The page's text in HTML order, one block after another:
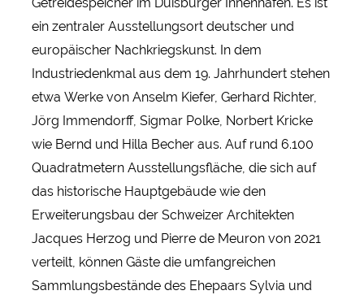
ein zentraler Ausstellungsort deutscher und
europäischer Nachkriegskunst. In dem
Industriedenkmal aus dem 19. Jahrhundert stehen
etwa Werke von Anselm Kiefer, Gerhard Richter,
Jörg Immendorff, Sigmar Polke, Norbert Kricke
wie Bernd und Hilla Becher aus. Auf rund 6.100
Quadratmetern Ausstellungsfläche, die sich auf
das historische Hauptgebäude wie den
Erweiterungsbau der Schweizer Architekten
Jacques Herzog und Pierre de Meuron von 2021
verteilt, können Gäste die umfangreichen
Sammlungsbestände des Ehepaars Sylvia und